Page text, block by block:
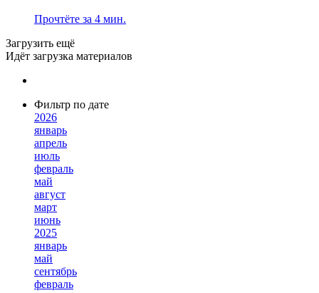
Прочтёте за 4 мин.
Загрузить ещё
Идёт загрузка материалов
Фильтр по дате
2026
январь
апрель
июль
февраль
май
август
март
июнь
2025
январь
май
сентябрь
февраль